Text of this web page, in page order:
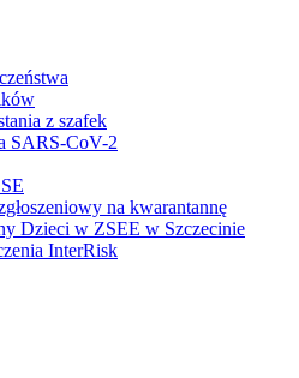
z szafek
SARS-CoV-2
na kwarantannę
Dzieci w ZSEE w Szczecinie
InterRisk